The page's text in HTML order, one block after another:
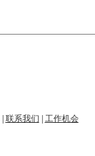
联系我们 工作机会